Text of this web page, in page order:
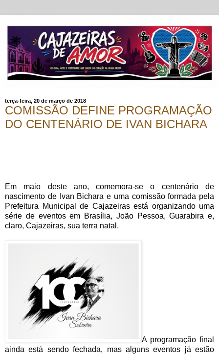
terça-feira, 20 de março de 2018
COMISSÃO DEFINE PROGRAMAÇÃO
DO CENTENÁRIO DE IVAN BICHARA
Em maio deste ano, comemora-se o centenário de
nascimento de Ivan Bichara e uma comissão formada pela
Prefeitura Municipal de Cajazeiras está organizando uma
série de eventos em Brasília, João Pessoa, Guarabira e,
claro, Cajazeiras, sua terra natal.
A programação final
ainda está sendo fechada, mas alguns eventos já estão